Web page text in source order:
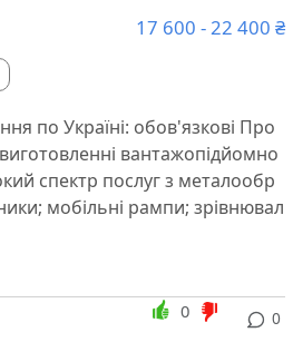
17 600 - 22 400 ₴
по Україні: обов'язкові Про
вантажопідйомно
спектр послуг з металообр
мобільні рампи; зрівнювал
0
0